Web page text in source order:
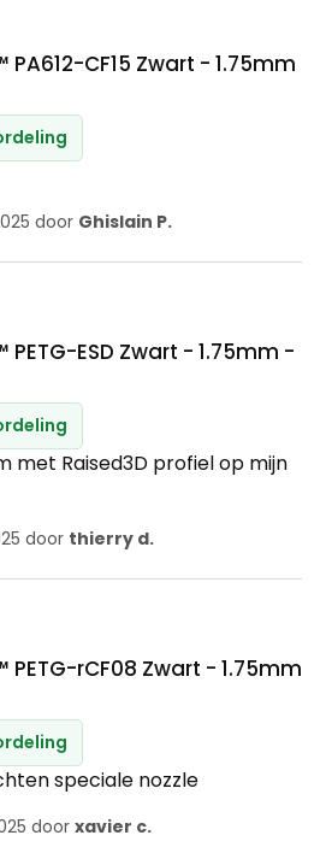
CF15 Zwart - 1.75mm
door Ghislain P.
ESD Zwart - 1.75mm -
met Raised3D profiel op mijn
door thierry d.
rCF08 Zwart - 1.75mm
speciale nozzle
door xavier c.